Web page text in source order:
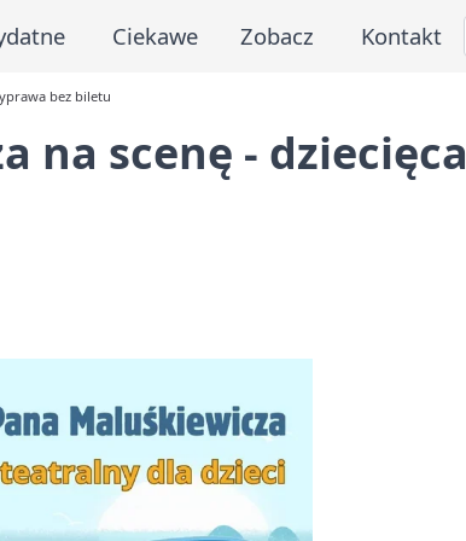
Ciekawe Zobacz Kontakt
bez biletu
na scenę - dziecięca